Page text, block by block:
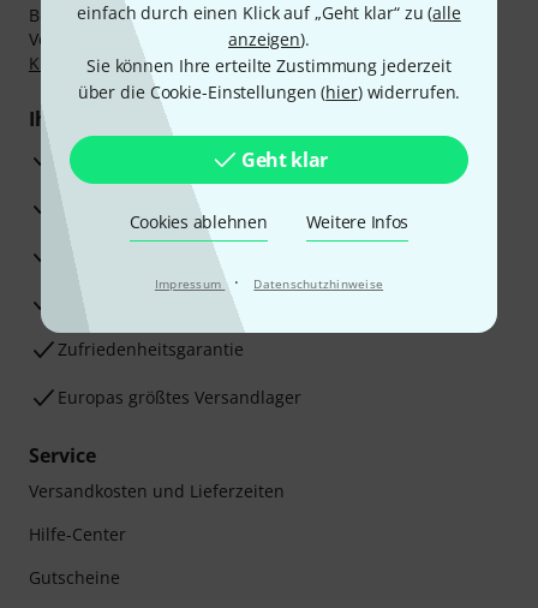
einfach durch einen Klick auf „Geht klar“ zu (alle
anzeigen).
Sie können Ihre erteilte Zustimmung jederzeit
über die Cookie-Einstellungen (hier) widerrufen.
Geht klar
Cookies ablehnen Weitere Infos
Impressum · Datenschutzhinweise
Bezahlen Sie vertraulich und sicher per Nachnahme,
Vorkasse, PayPal, Amazon Pay,Klarna Sofort bezahlen
Klarna Ratenzahlungoder Kreditkarte.
Ihre Vorteile
3 Jahre Thomann Garantie
30 Tage Money-Back-Garantie
Beratung durch Fachexperten
Zufriedenheitsgarantie
Europas größtes Versandlager
Service
Versandkosten und Lieferzeiten
Hilfe-Center
Gutscheine